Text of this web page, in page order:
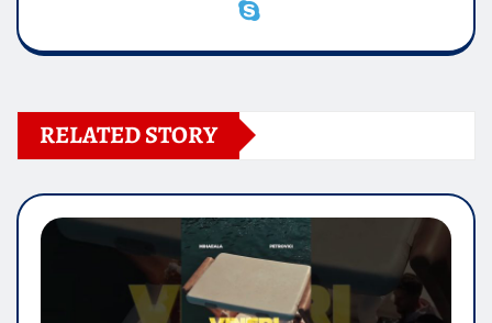
RELATED STORY